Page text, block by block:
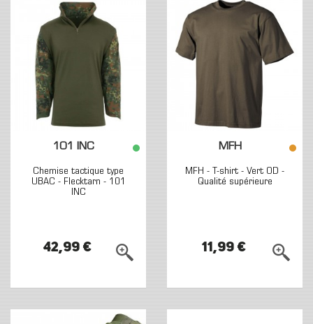
101 INC
Chemise tactique type
UBAC - Flecktarn - 101
INC
42,99 €
MFH
MFH - T-shirt - Vert OD -
Qualité supérieure
11,99 €